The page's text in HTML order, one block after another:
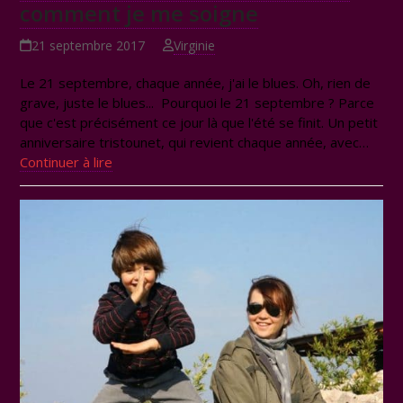
comment je me soigne
21 septembre 2017 Virginie
Le 21 septembre, chaque année, j'ai le blues. Oh, rien de
grave, juste le blues... Pourquoi le 21 septembre ? Parce
que c'est précisément ce jour là que l'été se finit. Un petit
anniversaire tristounet, qui revient chaque année, avec…
Continuer à lire